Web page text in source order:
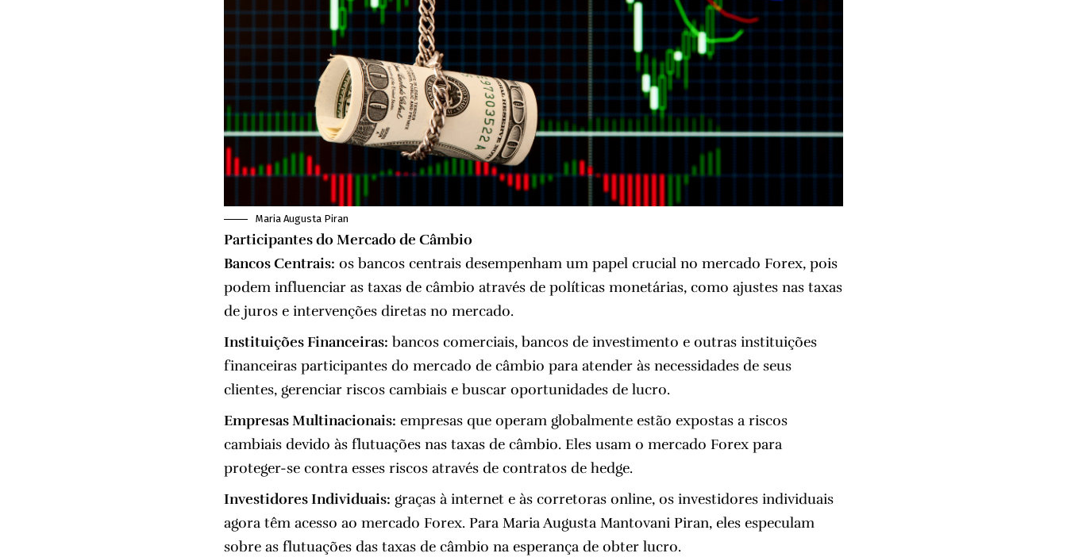
Maria Augusta Piran
Participantes do Mercado de Câmbio
Bancos Centrais: os bancos centrais desempenham um papel crucial no mercado Forex, pois
podem influenciar as taxas de câmbio através de políticas monetárias, como ajustes nas taxas
de juros e intervenções diretas no mercado.
Instituições Financeiras: bancos comerciais, bancos de investimento e outras instituições
financeiras participantes do mercado de câmbio para atender às necessidades de seus
clientes, gerenciar riscos cambiais e buscar oportunidades de lucro.
Empresas Multinacionais: empresas que operam globalmente estão expostas a riscos
cambiais devido às flutuações nas taxas de câmbio. Eles usam o mercado Forex para
proteger-se contra esses riscos através de contratos de hedge.
Investidores Individuais: graças à internet e às corretoras online, os investidores individuais
agora têm acesso ao mercado Forex. Para Maria Augusta Mantovani Piran, eles especulam
sobre as flutuações das taxas de câmbio na esperança de obter lucro.